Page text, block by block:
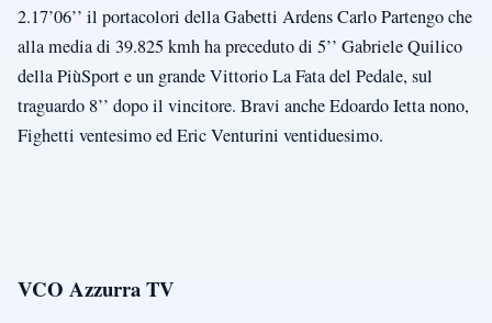
2.17’06’’ il portacolori della Gabetti Ardens Carlo Partengo che
alla media di 39.825 kmh ha preceduto di 5’’ Gabriele Quilico
della PiùSport e un grande Vittorio La Fata del Pedale, sul
traguardo 8’’ dopo il vincitore. Bravi anche Edoardo Ietta nono,
Fighetti ventesimo ed Eric Venturini ventiduesimo.
VCO Azzurra TV